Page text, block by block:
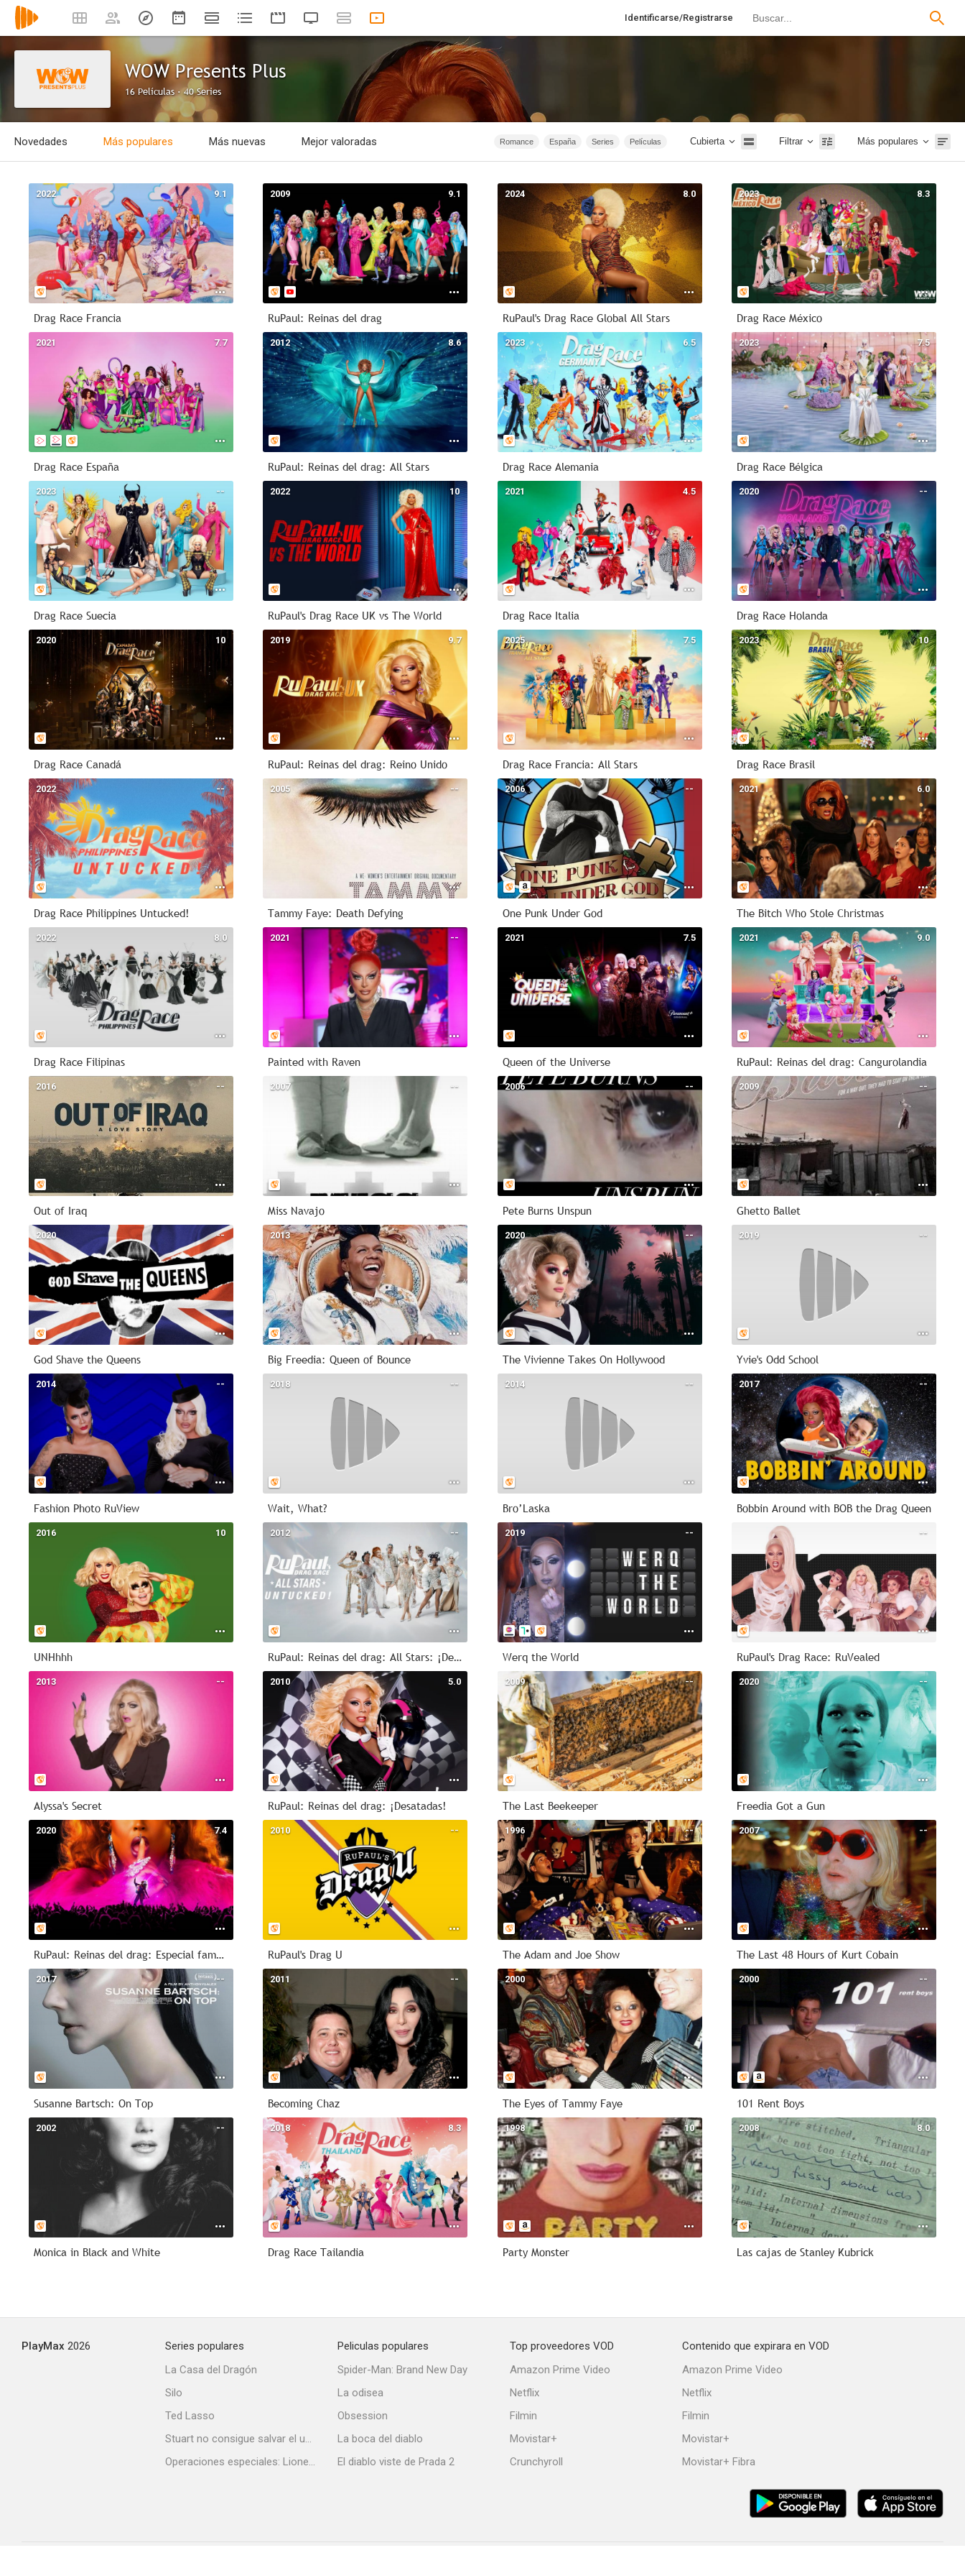
Identificarse/Registrarse
WOW Presents Plus
16 Películas · 40 Series
Novedades Más populares Más nuevas Mejor valoradas Películas
Series
España
Romance
Terror
Animación
Infantil
1874 - 2019
Rusia
1874 - 2015
Serie de TV
1967
1m
2026
Acción
40m - 1h 20m
Intriga
Cubierta Filtrar Más populares
9.1
2022
Drag Race Francia
9.1
2009
RuPaul: Reinas del drag
8.0
2024
RuPaul's Drag Race Global All Stars
8.3
2023
Drag Race México
7.7
2021
Drag Race España
8.6
2012
RuPaul: Reinas del drag: All Stars
6.5
2023
Drag Race Alemania
7.5
2023
Drag Race Bélgica
--
2023
Drag Race Suecia
10
2022
RuPaul's Drag Race UK vs The World
4.5
2021
Drag Race Italia
--
2020
Drag Race Holanda
10
2020
Drag Race Canadá
9.7
2019
RuPaul: Reinas del drag: Reino Unido
7.5
2025
Drag Race Francia: All Stars
10
2023
Drag Race Brasil
--
2022
Drag Race Philippines Untucked!
--
2005
Tammy Faye: Death Defying
--
2006
One Punk Under God
6.0
2021
The Bitch Who Stole Christmas
8.0
2022
Drag Race Filipinas
--
2021
Painted with Raven
7.5
2021
Queen of the Universe
9.0
2021
RuPaul: Reinas del drag: Cangurolandia
--
2016
Out of Iraq
--
2007
Miss Navajo
--
2006
Pete Burns Unspun
--
2009
Ghetto Ballet
--
2020
God Shave the Queens
--
2013
Big Freedia: Queen of Bounce
--
2020
The Vivienne Takes On Hollywood
--
2019
Yvie's Odd School
--
2014
Fashion Photo RuView
--
2018
Wait, What?
--
2014
Bro’Laska
--
2017
Bobbin Around with BOB the Drag Queen
10
2016
UNHhhh
--
2012
RuPaul: Reinas del drag: All Stars: ¡Desatadas!
--
2019
Werq the World
--
RuPaul's Drag Race: RuVealed
--
2013
Alyssa's Secret
5.0
2010
RuPaul: Reinas del drag: ¡Desatadas!
--
2009
The Last Beekeeper
--
2020
Freedia Got a Gun
7.4
2020
RuPaul: Reinas del drag: Especial famoseo
--
2010
RuPaul's Drag U
--
1996
The Adam and Joe Show
--
2007
The Last 48 Hours of Kurt Cobain
--
2017
Susanne Bartsch: On Top
--
2011
Becoming Chaz
--
2000
The Eyes of Tammy Faye
--
2000
101 Rent Boys
--
2002
Monica in Black and White
8.3
2018
Drag Race Tailandia
10
1998
Party Monster
8.0
2008
Las cajas de Stanley Kubrick
PlayMax 2026
Series populares
La Casa del Dragón
Silo
Ted Lasso
Stuart no consigue salvar el universo
Operaciones especiales: Lioness
Peliculas populares
Spider-Man: Brand New Day
La odisea
Obsession
La boca del diablo
El diablo viste de Prada 2
Top proveedores VOD
Amazon Prime Video
Netflix
Filmin
Movistar+
Crunchyroll
Contenido que expirara en VOD
Amazon Prime Video
Netflix
Filmin
Movistar+
Movistar+ Fibra